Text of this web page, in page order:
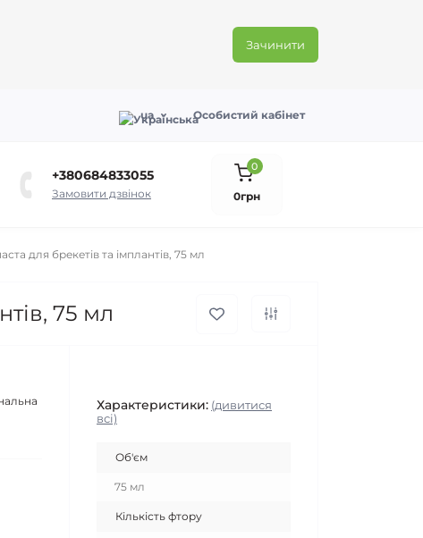
Зачинити
ua Особистий кабінет
+380684833055
Замовити дзвінок
0
0грн
для брекетів та імплантів, 75 мл
75 мл
Характеристики: (дивитися
всі)
Об'єм
75 мл
Кількість фтору